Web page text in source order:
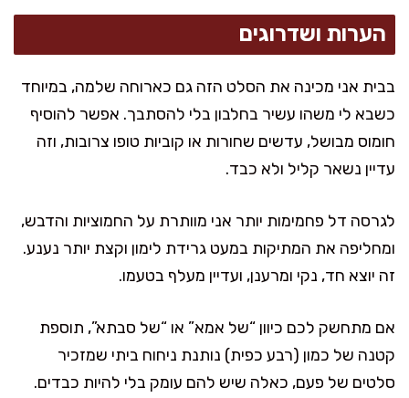
הערות ושדרוגים
בבית אני מכינה את הסלט הזה גם כארוחה שלמה, במיוחד
כשבא לי משהו עשיר בחלבון בלי להסתבך. אפשר להוסיף
חומוס מבושל, עדשים שחורות או קוביות טופו צרובות, וזה
עדיין נשאר קליל ולא כבד.
לגרסה דל פחמימות יותר אני מוותרת על החמוציות והדבש,
ומחליפה את המתיקות במעט גרידת לימון וקצת יותר נענע.
זה יוצא חד, נקי ומרענן, ועדיין מעלף בטעמו.
אם מתחשק לכם כיוון “של אמא” או “של סבתא”, תוספת
קטנה של כמון (רבע כפית) נותנת ניחוח ביתי שמזכיר
סלטים של פעם, כאלה שיש להם עומק בלי להיות כבדים.